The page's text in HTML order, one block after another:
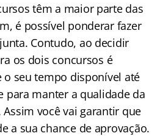
têm a maior parte das
é possível ponderar fazer
Contudo, ao decidir
os dois concursos é
seu tempo disponível até
para manter a qualidade da
você vai garantir que
a sua chance de aprovação.